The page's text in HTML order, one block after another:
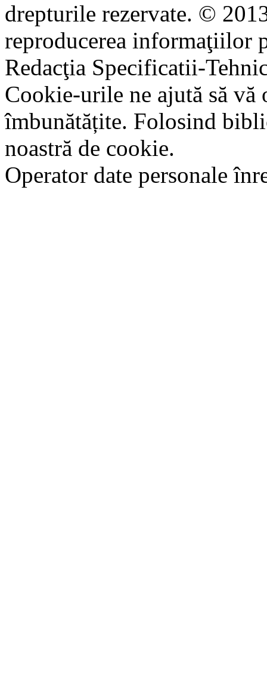
drepturile rezervate. ©
reproducerea informaţiilor
Redacţia Specificatii-
Cookie-urile ne ajută să
îmbunătățite. Folosind
noastră de cookie.
Operator date personale